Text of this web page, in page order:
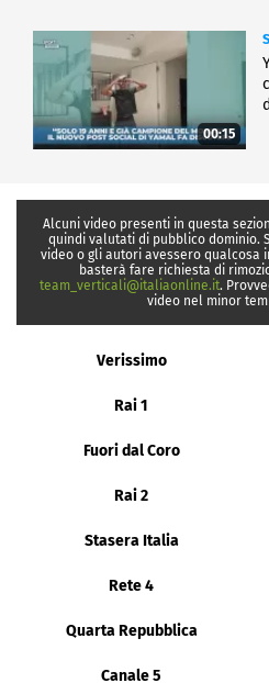
00:15
Alcuni video presenti in questa
quindi valutati di pubblico dominio.
video o gli autori avessero qualcosa
basterà fare richiesta di
team_verticali@italiaonline.it.
video nel minor
Verissimo
Rai 1
Fuori dal Coro
Rai 2
Stasera Italia
Rete 4
Quarta Repubblica
Canale 5